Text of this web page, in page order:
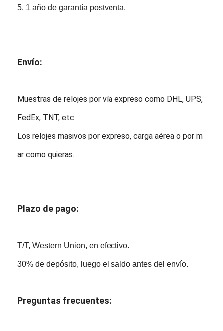
5. 1 año de garantía postventa.
Envío:
Muestras de relojes por vía expreso como DHL, UPS,
FedEx, TNT, etc.
Los relojes masivos por expreso, carga aérea o por m
ar como quieras.
Plazo de pago:
T/T, Western Union, en efectivo.
30% de depósito, luego el saldo antes del envío.
Preguntas frecuentes: